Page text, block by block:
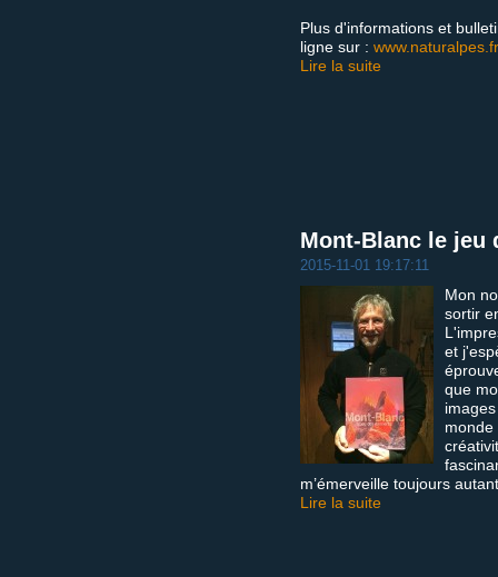
Plus d'informations et
ligne sur : www.naturalpes.fr
Lire la suite
Mont-Blanc le jeu
2015-11-01 19:17:11
Mon
sortir
et
que
m’émerveille toujours
Lire la suite